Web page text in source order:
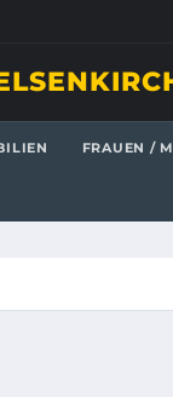
FRAUEN /